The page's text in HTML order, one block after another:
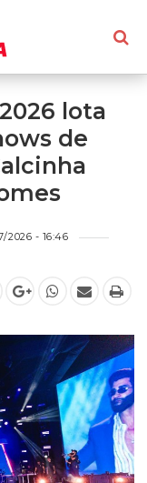
lota
de
2026 - 16:46